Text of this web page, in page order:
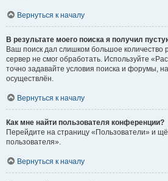
Вернуться к началу
В результате моего поиска я получил
Ваш поиск дал слишком большое количество
сервер не смог обработать. Используйте
точно задавайте условия поиска и форумы,
осуществлён.
Вернуться к началу
Как мне найти пользователя конференции?
Перейдите на страницу «Пользователи» и
пользователя».
Вернуться к началу